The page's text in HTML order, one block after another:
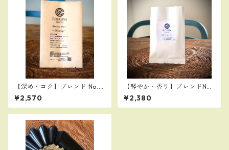
【深め・コク】ブレンド No.1
Strong300g：人気No1のスマ
トラタイガーと高品質なエチ
オピアゴヨを贅沢に使用
¥2,570
【軽やか・香り】ブレンドNo.
2 Mild 300g（珊瑚の山ブレ
ンド）
¥2,380